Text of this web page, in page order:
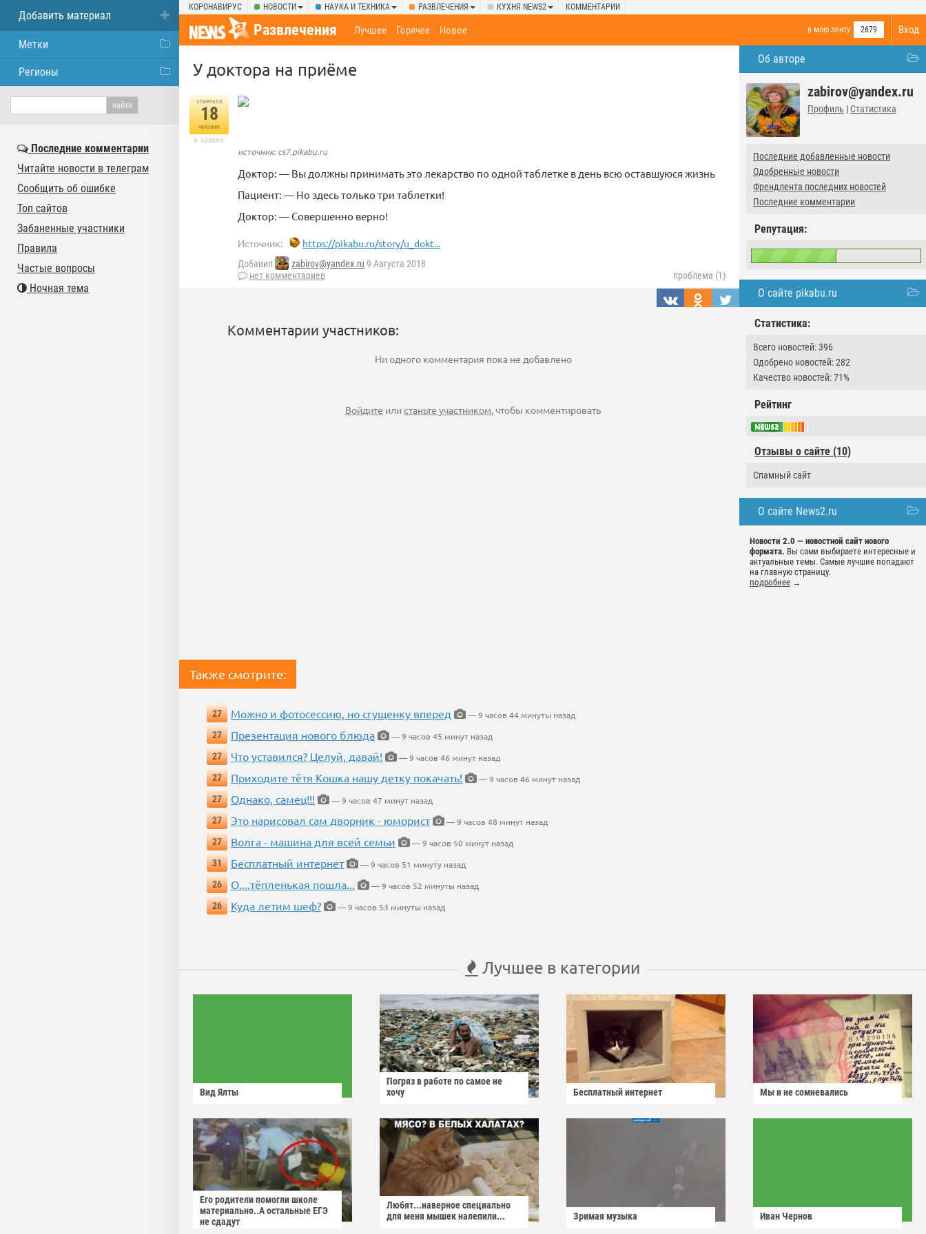
КОРОНАВИРУС НОВОСТИ НАУКА И ТЕХНИКА РАЗВЛЕЧЕНИЯ КУХНЯ NEWS2 КОММЕНТАРИИ
Вход
Развлечения в мою ленту 2679
Лучшее Горячее Новое
Об авторе
zabirov@yandex.ru
Профиль | Статистика
Последние добавленные новости
Одобренные новости
Френдлента последних новостей
Последние комментарии
Репутация:
О сайте pikabu.ru
Статистика:
Всего новостей: 396
Одобрено новостей: 282
Качество новостей: 71%
Рейтинг
Отзывы о сайте (10)
Спамный сайт
О сайте News2.ru
Новости 2.0 — новостной сайт нового
формата. Вы сами выбираете интересные и
актуальные темы. Самые лучшие попадают
на главную страницу.
подробнее →
У доктора на приёме
отметили
18
человек
в архиве
источник: cs7.pikabu.ru
Доктор: — Вы должны принимать это лекарство по одной таблетке в день всю оставшуюся жизнь
Пациент: — Но здесь только три таблетки!
Доктор: — Совершенно верно!
Источник: https://pikabu.ru/story/u_dokt...
Добавил zabirov@yandex.ru 9 Августа 2018
нет комментариев
проблема (1)
Комментарии участников:
Ни одного комментария пока не добавлено
Войдите илистаньте участником, чтобы комментировать
Также смотрите:
27 Можно и фотосессию, но сгущенку вперед
— 9 часов 44 минуты назад
27
Презентация нового блюда
— 9 часов 45 минут назад
27
Что уставился? Целуй, давай!
— 9 часов 46 минут назад
27
Приходите тётя Кошка нашу детку покачать!
— 9 часов 46 минут назад
27
Однако, самец!!!
— 9 часов 47 минут назад
27
Это нарисовал сам дворник - юморист
— 9 часов 48 минут назад
27
Волга - машина для всей семьи
— 9 часов 50 минут назад
31
Бесплатный интернет
— 9 часов 51 минуту назад
26
О....тёпленькая пошла...
— 9 часов 52 минуты назад
26
Куда летим шеф? — 9 часов 53 минуты назад
Лучшее в категории
Вид Ялты
Погряз в работе по самое не
хочу
Бесплатный интернет Мы и не сомневались
Его родители помогли школе
материально..А остальные ЕГЭ
не сдадут
Любят...наверное специально
для меня мышек налепили...
Зримая музыка Иван Чернов
Добавить материал
Метки
Регионы
Последние комментарии
Читайте новости в телеграм
Сообщить об ошибке
Топ сайтов
Забаненные участники
Правила
Частые вопросы
Ночная тема